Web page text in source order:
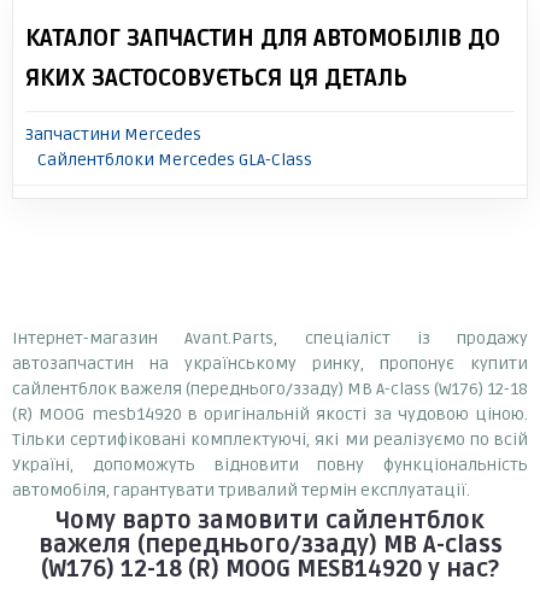
КАТАЛОГ ЗАПЧАСТИН ДЛЯ АВТОМОБІЛІВ ДО
ЯКИХ ЗАСТОСОВУЄТЬСЯ ЦЯ ДЕТАЛЬ
Запчастини Mercedes
Сайлентблоки Mercedes GLA-Class
Інтернет-магазин Avant.Parts, спеціаліст із продажу
автозапчастин на українському ринку, пропонує купити
сайлентблок важеля (переднього/ззаду) MB A-class (W176) 12-18
(R) MOOG mesb14920 в оригінальній якості за чудовою ціною.
Тільки сертифіковані комплектуючі, які ми реалізуємо по всій
Україні, допоможуть відновити повну функціональність
автомобіля, гарантувати тривалий термін експлуатації.
Чому варто замовити сайлентблок
важеля (переднього/ззаду) MB A-class
(W176) 12-18 (R) MOOG MESB14920 у нас?